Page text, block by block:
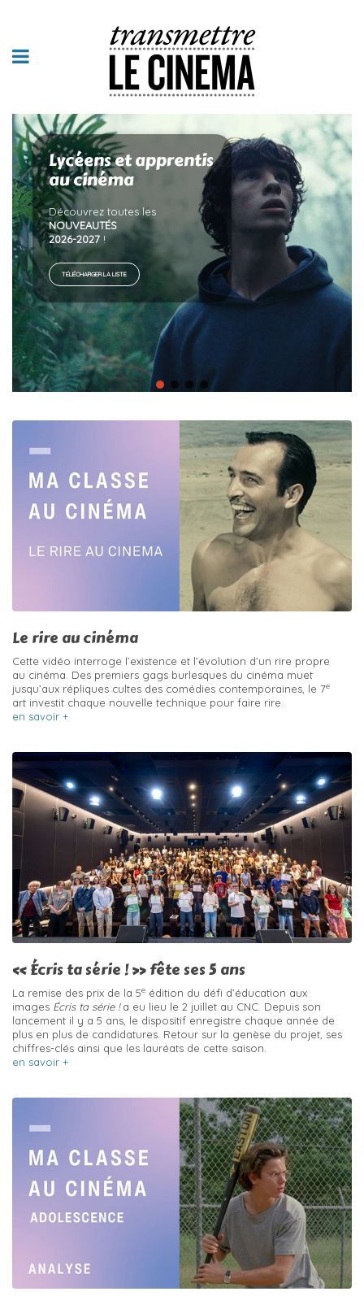
Lycéens et apprentis
au cinéma
Découvrez toutes les
NOUVEAUTÉS
2026-2027 !
TÉLÉCHARGER LA LISTE
Le rire au cinéma
Cette vidéo interroge l’existence et l’évolution d’un rire propre
au cinéma. Des premiers gags burlesques du cinéma muet
jusqu’aux répliques cultes des comédies contemporaines, le 7e
art investit chaque nouvelle technique pour faire rire.
en savoir +
« Écris ta série ! » fête ses 5 ans
La remise des prix de la 5e édition du défi d’éducation aux
images Écris ta série !a eu lieu le 2 juillet au CNC. Depuis son
lancement il y a 5 ans, le dispositif enregistre chaque année de
plus en plus de candidatures. Retour sur la genèse du projet, ses
chiffres-clés ainsi que les lauréats de cette saison.
en savoir +